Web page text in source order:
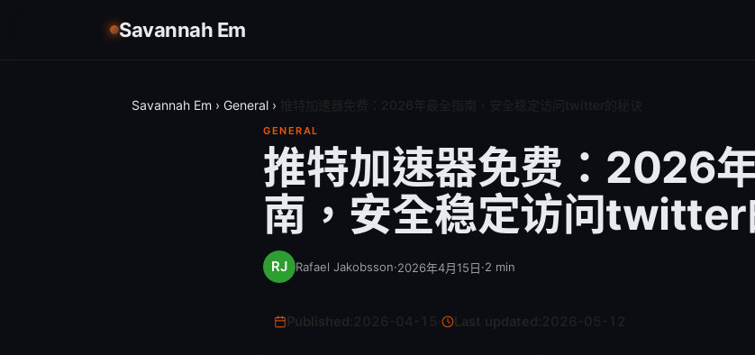
Savannah Em
Savannah Em › General ›
GENERAL
推特加速器免费：2026
南，安全稳定访问twitter
Rafael Jakobsson·2026年4月15日·2 min
Last updated: